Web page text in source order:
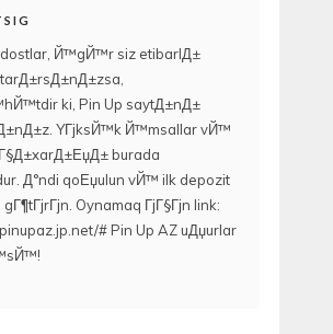
dostlar, Й™gЙ™r siz etibarlД±
ki, Pin Up saytД±nД±
YГјksЙ™k Й™msallar vЙ™
burada
Д°ndi qoЕџulun vЙ™ ilk depozit
Oynamaq ГјГ§Гјn link:
pinupaz.jp.net/# Pin Up AZ uДџurlar